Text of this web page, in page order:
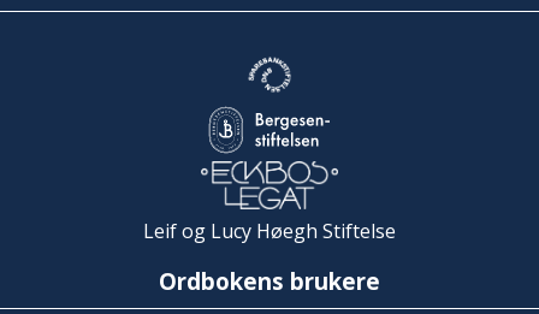
Leif og Lucy Høegh Stiftelse
Ordbokens brukere